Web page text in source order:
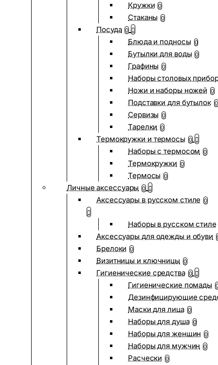
Кружки 0
Стаканы 0
Посуда 0
Блюда и подносы 0
Бутылки для воды 0
Графины 0
Наборы столовых
Ножи и наборы ножей 0
Подставки для бутылок 0
Сервизы 0
Тарелки 0
Термокружки и термосы 0
Наборы с термосом 0
Термокружки 0
Термосы 0
Личные аксессуары 0
Аксессуары в русском стиле 0
Наборы в русском стиле
Аксессуары для одежды и обуви
Брелоки 0
Визитницы и ключницы 0
Гигиенические средства 0
Гигиенические помады
Дезинфицирующие
Маски для лица 0
Наборы для душа 0
Наборы для женщин 0
Наборы для мужчин 0
Расчески 0